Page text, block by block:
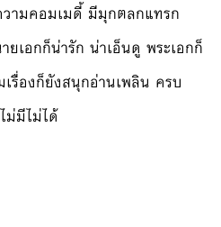
ามคอมเมดี้ มีมุกตลกแทรก
เอกก็น่ารัก น่าเอ็นดู พระเอกก็
รื่องก็ยังสนุกอ่านเพลิน ครบ
ม่มีไม่ได้